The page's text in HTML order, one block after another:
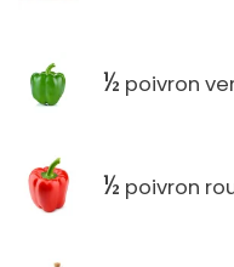
½ poivron
½ poivron